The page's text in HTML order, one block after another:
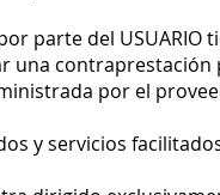
por parte del
una contraprestación
por el
y servicios